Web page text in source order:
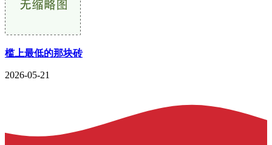
槛上最低的那块砖
2026-05-21